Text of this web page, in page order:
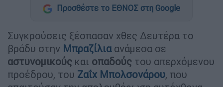
Προσθέστε το ΕΘΝΟΣ στη Google
Συγκρούσεις ξέσπασαν χθες Δευτέρα το
βράδυ στην Μπραζίλια ανάμεσα σε
αστυνομικούς και οπαδούς του απερχόμενου
προέδρου, του Ζαΐχ Μπολσονάρου, που